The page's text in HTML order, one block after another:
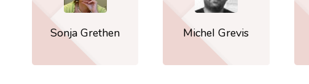
Sonja Grethen Michel Grevis